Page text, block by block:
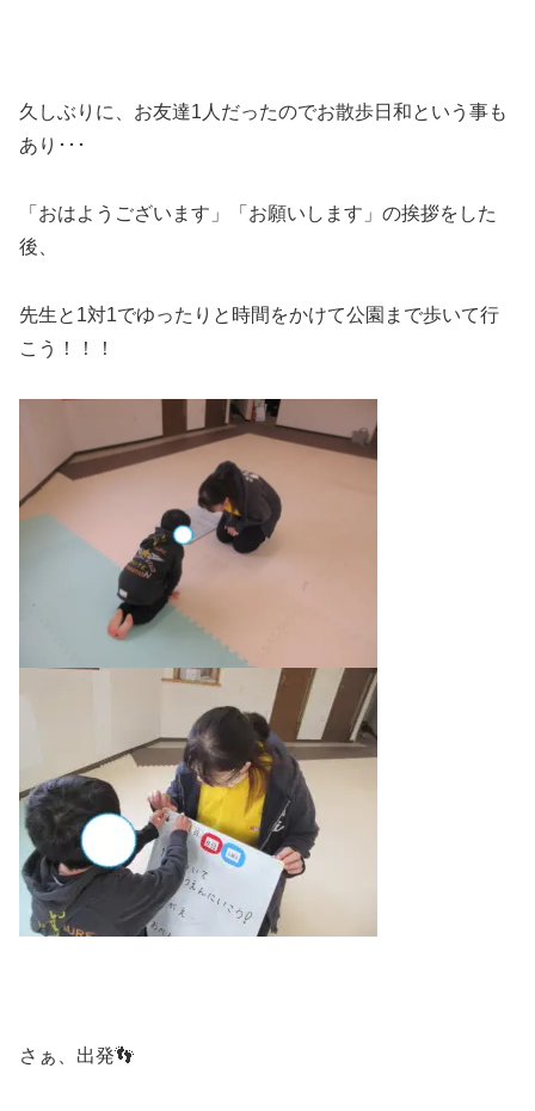
久しぶりに、お友達1人だったのでお散歩日和という事も
あり･･･
「おはようございます」「お願いします」の挨拶をした
後、
先生と1対1でゆったりと時間をかけて公園まで歩いて行
こう！！！
さぁ、出発👣